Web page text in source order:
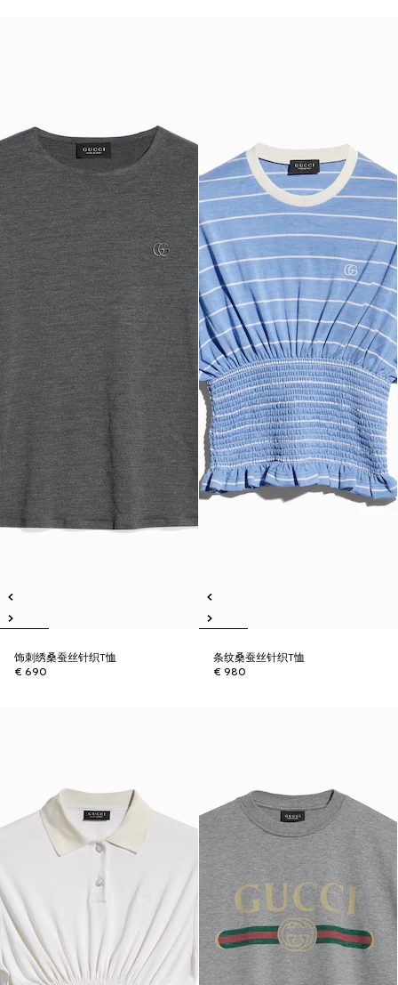
饰刺绣桑蚕丝针织T恤
€ 690
条纹桑蚕丝针织T恤
€ 980